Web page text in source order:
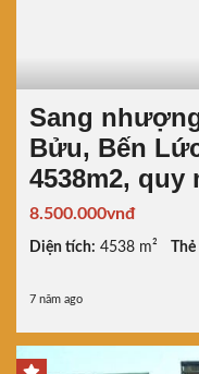
Sang
Bửu, Bến
4538m2, quy
8.500.000vnđ
Diện tích: 4538 m² Thẻ
7 năm ago